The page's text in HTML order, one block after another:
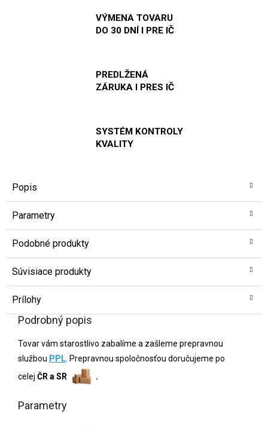
VÝMENA TOVARU
DO 30 DNÍ I PRE IČ
PREDLŽENÁ
ZÁRUKA I PRES IČ
SYSTÉM KONTROLY
KVALITY
Popis
Parametry
Podobné produkty
Súvisiace produkty
Prílohy
Podrobný popis
Tovar vám starostlivo zabalíme a zašleme prepravnou
službou PPL . Prepravnou spoločnosťou doručujeme po
celej ČR a SR .
Parametry